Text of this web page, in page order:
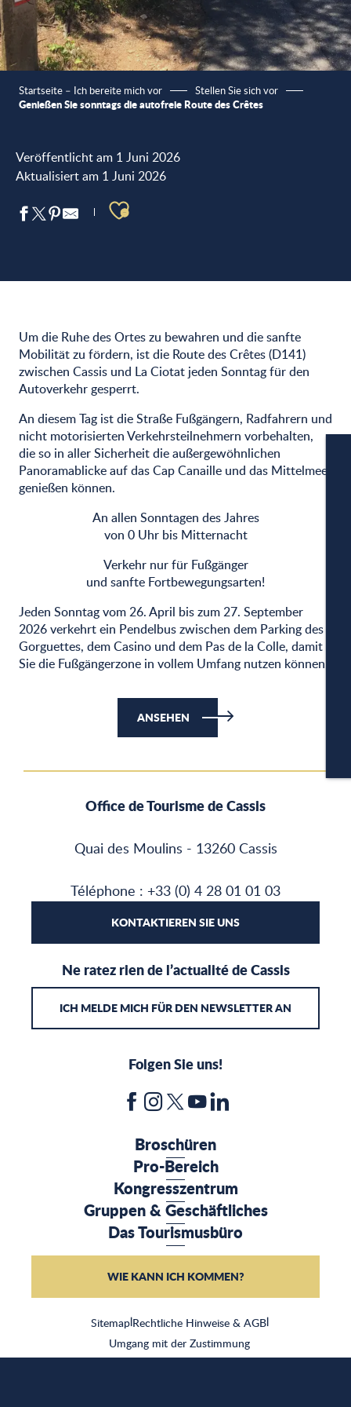
Startseite – Ich bereite mich vor Stellen Sie sich vor
Genießen Sie sonntags die autofreie Route des Crêtes
Veröffentlicht am 1 Juni 2026
Aktualisiert am 1 Juni 2026
Ajouter aux favoris
Um die Ruhe des Ortes zu bewahren und die sanfte
Mobilität zu fördern, ist die Route des Crêtes (D141)
zwischen Cassis und La Ciotat jeden Sonntag für den
Autoverkehr gesperrt.
An diesem Tag ist die Straße Fußgängern, Radfahrern und
nicht motorisierten Verkehrsteilnehmern vorbehalten,
die so in aller Sicherheit die außergewöhnlichen
Panoramablicke auf das Cap Canaille und das Mittelmeer
genießen können.
An allen Sonntagen des Jahres
von 0 Uhr bis Mitternacht
Verkehr nur für Fußgänger
und sanfte Fortbewegungsarten!
Jeden Sonntag vom 26. April bis zum 27. September
2026 verkehrt ein Pendelbus zwischen dem Parking des
Gorguettes, dem Casino und dem Pas de la Colle, damit
Sie die Fußgängerzone in vollem Umfang nutzen können.
ANSEHEN
Office de Tourisme de Cassis
Quai des Moulins - 13260 Cassis
Téléphone : +33 (0) 4 28 01 01 03
KONTAKTIEREN SIE UNS
Ne ratez rien de l’actualité de Cassis
ICH MELDE MICH FÜR DEN NEWSLETTER AN
Folgen Sie uns!
Sitemap|Rechtliche Hinweise & AGB|
Umgang mit der Zustimmung
Broschüren
Pro-Bereich
Kongresszentrum
Gruppen & Geschäftliches
Das Tourismusbüro
WIE KANN ICH KOMMEN?